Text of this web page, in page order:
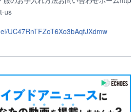
us
UC47RnTFZoT6Xo3bAqfJXdmw